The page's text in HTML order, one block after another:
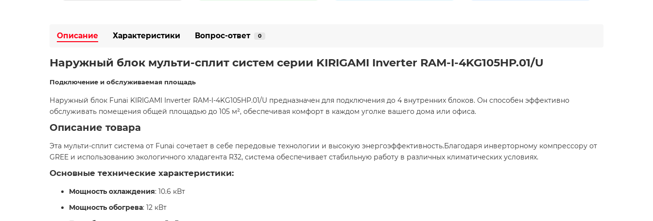
Описание Характеристики Вопрос-ответ 0
Наружный блок мульти-сплит систем серии KIRIGAMI Inverter RAM-I-4KG105HP.01/U
Подключение и обслуживаемая площадь
Наружный блок Funai KIRIGAMI Inverter RAM-I-4KG105HP.01/U предназначен для подключения до 4 внутренних блоков. Он способен эффективно
обслуживать помещения общей площадью до 105 м², обеспечивая комфорт в каждом уголке вашего дома или офиса. ​
Описание товара
Эта мульти-сплит система от Funai сочетает в себе передовые технологии и высокую энергоэффективность.Благодаря инверторному компрессору от
GREE и использованию экологичного хладагента R32, система обеспечивает стабильную работу в различных климатических условиях.​
Основные технические характеристики:
Мощность охлаждения: 10.6 кВт​
Мощность обогрева: 12 кВт​